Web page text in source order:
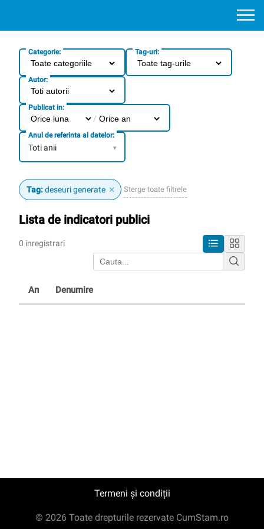
Categorie: Tag-uri:
Autor:
Publicat in:
/
Anul de referinta al datelor:
Toti anii ▾
Tag:deseuri generate × Sterge toate filtrele
Lista de indicatori publici
0 inregistrari
An Denumire
Termeni și condiții
© 2026 Toate drepturile rezervate CumStam.ro